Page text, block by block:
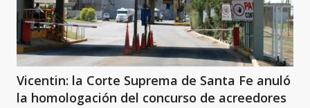
Vicentin: la Corte Suprema de Santa Fe anuló
la homologación del concurso de acreedores